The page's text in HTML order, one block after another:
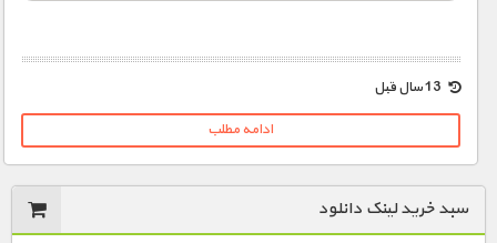
1900 تومان – خريد لينک دانلود (افزودن به سبد خريد)
ادامه مطلب
سبد خرید لینک دانلود